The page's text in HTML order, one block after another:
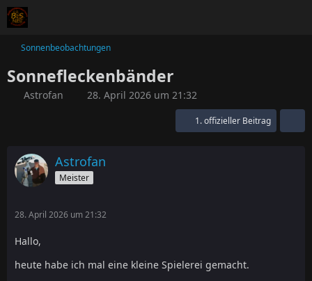
Sonnenbeobachtungen
Sonnefleckenbänder
Astrofan 28. April 2026 um 21:32
1. offizieller Beitrag
Astrofan
Meister
28. April 2026 um 21:32
Hallo,
heute habe ich mal eine kleine Spielerei gemacht.